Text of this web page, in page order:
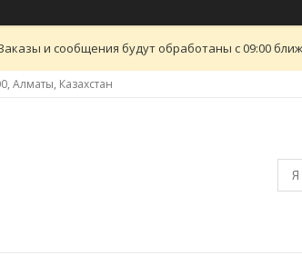
и сообщения будут обработаны с 09:00
Алматы, Казахстан